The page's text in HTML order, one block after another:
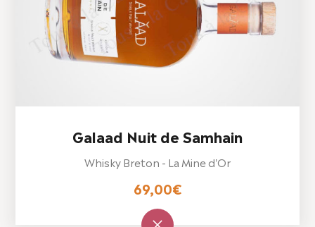
Galaad Nuit de Samhain
Whisky Breton - La Mine d'Or
69,00€